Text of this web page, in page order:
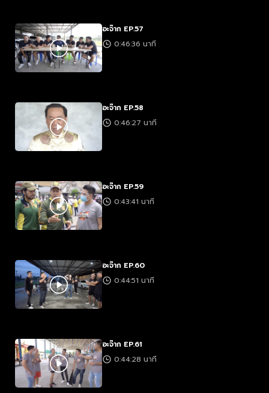
อะจ๊าก EP.57
0:46:36 นาที
อะจ๊าก EP.58
0:46:27 นาที
อะจ๊าก EP.59
0:43:41 นาที
อะจ๊าก EP.60
0:44:51 นาที
อะจ๊าก EP.61
0:44:28 นาที